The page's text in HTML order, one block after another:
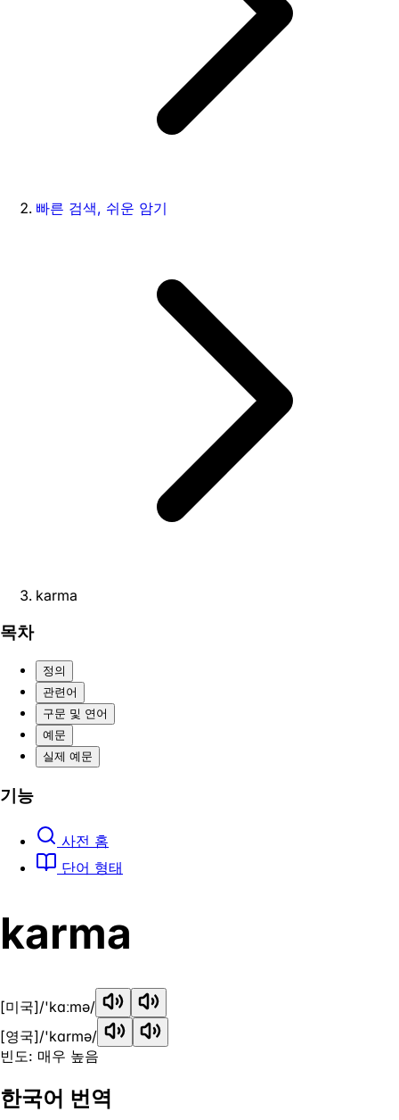
빠른 검색, 쉬운 암기
karma
목차
정의
관련어
구문 및 연어
예문
실제 예문
기능
사전 홈
단어 형태
karma
[미국]/'kɑːmə/
[영국]/'kɑrmə/
빈도: 매우 높음
한국어 번역